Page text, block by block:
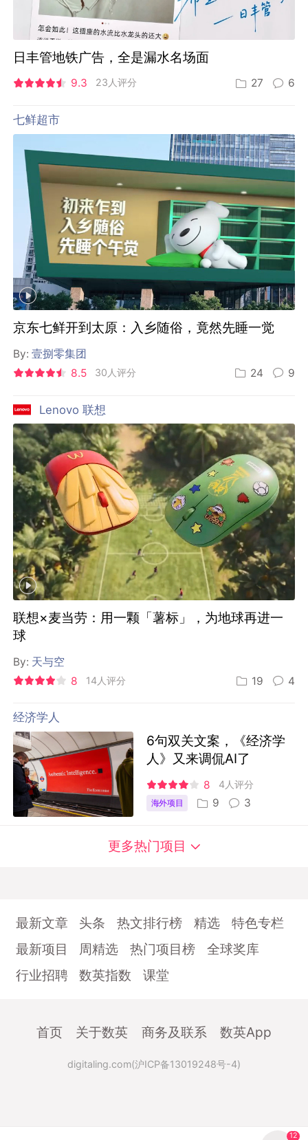
日丰管地铁广告，全是漏水名场面
9.3 23人评分 27 6
七鲜超市
京东七鲜开到太原：入乡随俗，竟然先睡一觉
By:壹捌零集团
8.5
30人评分 24 9
Lenovo 联想
联想×麦当劳：用一颗「薯标」，为地球再进一
球
By: 天与空
8
14人评分 19 4
经济学人
6句双关文案，《经济学
人》又来调侃AI了
8 4人评分
海外项目 9 3
更多热门项目
12
最新文章 头条 热文排行榜 精选
特色专栏
最新项目
周精选 热门项目榜
全球奖库
行业招聘
数英指数 课堂
首页 关于数英 商务及联系 数英App
digitaling.com(沪ICP备13019248号-4)